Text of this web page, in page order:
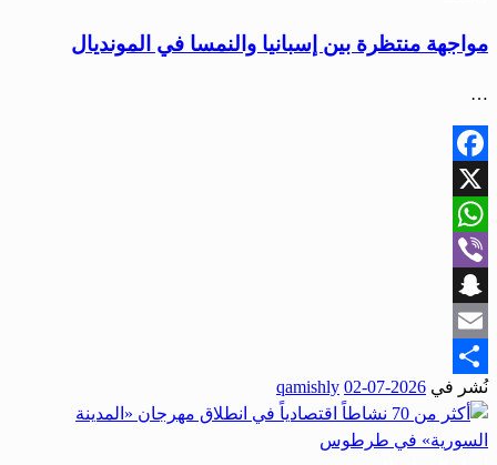
مواجهة منتظرة بين إسبانيا والنمسا في المونديال
…
Facebook
X
WhatsApp
Viber
Snapchat
Email
Share
نُشر في 2026-07-02
qamishly